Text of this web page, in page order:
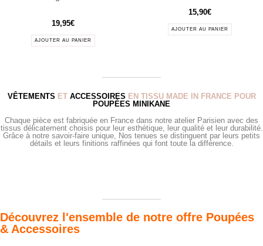
19,95€
AJOUTER AU PANIER
15,90€
AJOUTER AU PANIER
VÊTEMENTS ET ACCESSOIRES EN TISSU MADE IN FRANCE POUR
POUPÉES MINIKANE
Chaque pièce est fabriquée en France dans notre atelier Parisien avec des
tissus délicatement choisis pour leur esthétique, leur qualité et leur durabilité.
Grâce à notre savoir-faire unique, Nos tenues se distinguent par leurs petits
détails et leurs finitions raffinées qui font toute la différence.
Découvrez l'ensemble de notre offre Poupées
& Accessoires